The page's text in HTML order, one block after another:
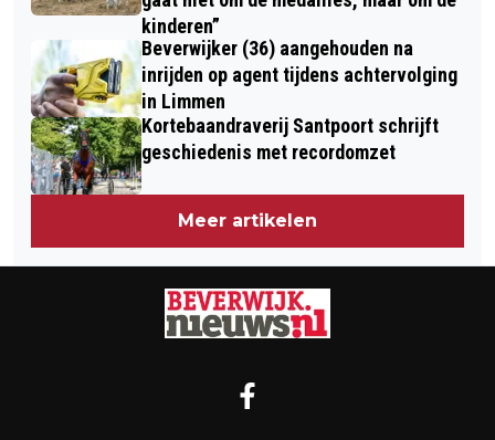
kinderen”
Beverwijker (36) aangehouden na
inrijden op agent tijdens achtervolging
in Limmen
Kortebaandraverij Santpoort schrijft
geschiedenis met recordomzet
Meer artikelen